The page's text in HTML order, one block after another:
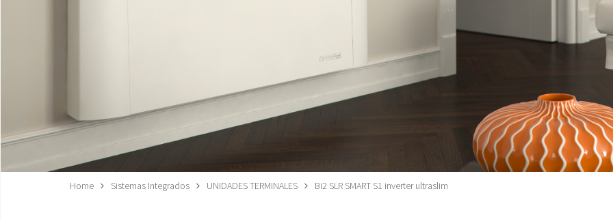
Home Sistemas Integrados UNIDADES TERMINALES Bi2 SLR SMART S1 inverter ultraslim